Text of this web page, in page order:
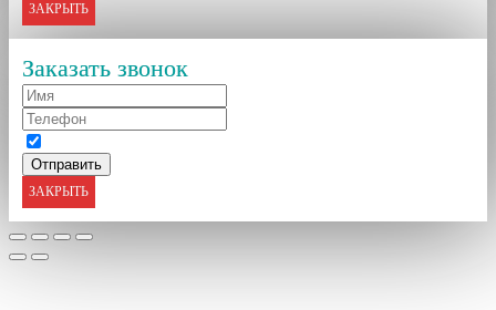
ЗАКРЫТЬ
Заказать звонок
ЗАКРЫТЬ